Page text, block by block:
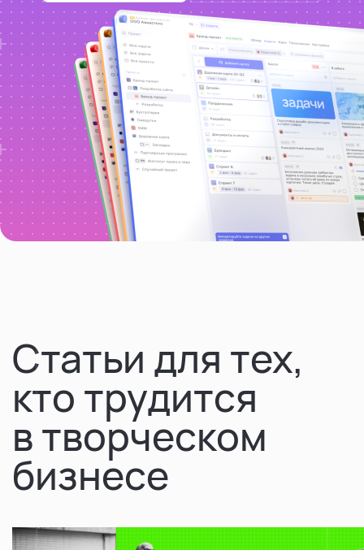
Статьи для тех,
кто трудится
в творческом
бизнесе